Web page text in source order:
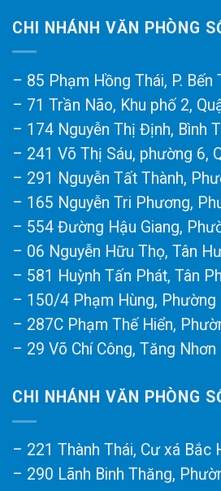
CHI NHÁNH VĂN PHÒNG
– 85 Phạm Hồng Thái, P. Bến
– 71 Trần Não, Khu phố 2,
– 174 Nguyễn Thị Định, Bình
– 241 Võ Thị Sáu, phường 6,
– 291 Nguyễn Tất Thành,
– 165 Nguyễn Tri Phương,
– 554 Đường Hậu Giang,
– 06 Nguyễn Hữu Thọ, Tân
– 581 Huỳnh Tấn Phát, Tân
– 150/4 Phạm Hùng, Phường
– 287C Phạm Thế Hiển,
– 29 Võ Chí Công, Tăng Nhơn
CHI NHÁNH VĂN PHÒNG
– 221 Thành Thái, Cư xá Bắc
– 290 Lãnh Binh Thăng,